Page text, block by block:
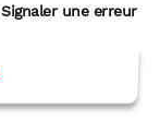
Signaler une erreur